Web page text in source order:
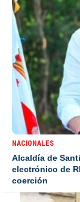
NACIONALES
Alcaldía de
electrónico de
coerción